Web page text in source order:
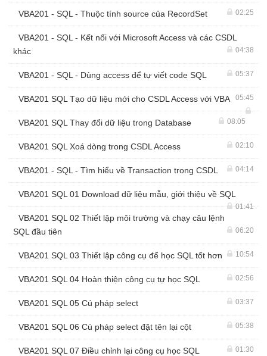
VBA201 - SQL - Thuộc tính source của RecordSet 02:25
VBA201 - SQL - Kết nối với Microsoft Access và các CSDL
khác
04:38
VBA201 - SQL - Dùng access để tự viết code SQL 05:37
VBA201 SQL Tạo dữ liệu mới cho CSDL Access với VBA 05:45
VBA201 SQL Thay đổi dữ liệu trong Database 08:05
VBA201 SQL Xoá dòng trong CSDL Access 02:10
VBA201 - SQL - Tìm hiểu về Transaction trong CSDL 04:14
VBA201 SQL 01 Download dữ liệu mẫu, giới thiệu về SQL
01:41
VBA201 SQL 02 Thiết lập môi trường và chạy câu lệnh
SQL đầu tiên
06:20
VBA201 SQL 03 Thiết lập công cụ để học SQL tốt hơn 10:54
VBA201 SQL 04 Hoàn thiện công cụ tự học SQL 02:56
VBA201 SQL 05 Cú pháp select 03:37
VBA201 SQL 06 Cú pháp select đặt tên lại cột 05:38
VBA201 SQL 07 Điều chỉnh lại công cụ học SQL 01:30